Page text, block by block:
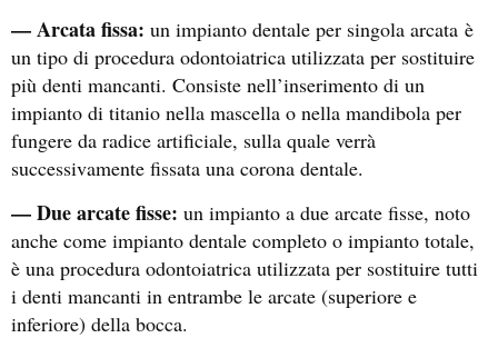
— Arcata fissa: un impianto dentale per singola arcata è
un tipo di procedura odontoiatrica utilizzata per sostituire
più denti mancanti. Consiste nell’inserimento di un
impianto di titanio nella mascella o nella mandibola per
fungere da radice artificiale, sulla quale verrà
successivamente fissata una corona dentale.
— Due arcate fisse: un impianto a due arcate fisse, noto
anche come impianto dentale completo o impianto totale,
è una procedura odontoiatrica utilizzata per sostituire tutti
i denti mancanti in entrambe le arcate (superiore e
inferiore) della bocca.